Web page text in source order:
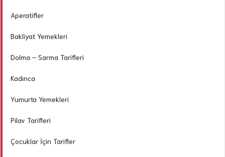
Aperatifler
Bakliyat Yemekleri
Dolma – Sarma Tarifleri
Kadınca
Yumurta Yemekleri
Pilav Tarifleri
Çocuklar İçin Tarifler